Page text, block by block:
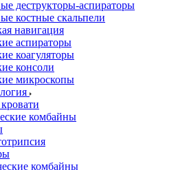
деструкторы-аспираторы
костные скальпели
навигация
аспираторы
коагуляторы
консоли
микроскопы
комбайны
комбайны